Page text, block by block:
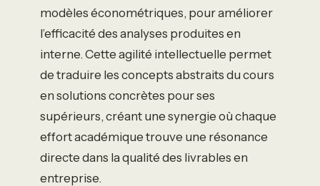
modèles économétriques, pour améliorer
l’efficacité des analyses produites en
interne. Cette agilité intellectuelle permet
de traduire les concepts abstraits du cours
en solutions concrètes pour ses
supérieurs, créant une synergie où chaque
effort académique trouve une résonance
directe dans la qualité des livrables en
entreprise.